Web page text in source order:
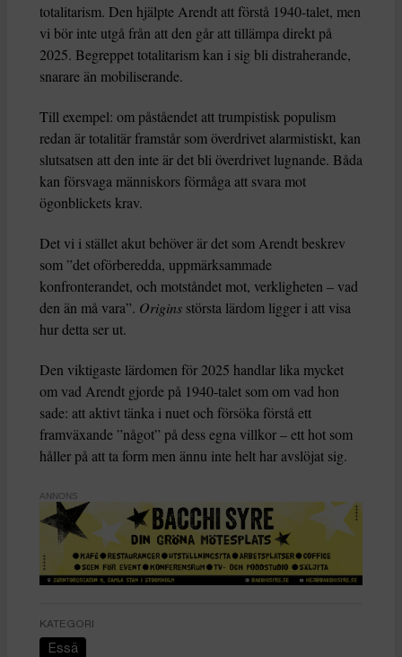
totalitarism. Den hjälpte Arendt att förstå 1940-talet, men
vi bör inte utgå från att den går att tillämpa direkt på
2025. Begreppet totalitarism kan i sig bli distraherande,
snarare än mobiliserande.
Till exempel: om påståendet att trumpistisk populism
redan är totalitär framstår som överdrivet alarmistiskt, kan
slutsatsen att den inte är det bli överdrivet lugnande. Båda
kan försvaga människors förmåga att svara mot
ögonblickets krav.
Det vi i stället akut behöver är det som Arendt beskrev
som ”det oförberedda, uppmärksammade
konfronterandet, och motståndet mot, verkligheten – vad
den än må vara”. Origins största lärdom ligger i att visa
hur detta ser ut.
Den viktigaste lärdomen för 2025 handlar lika mycket
om vad Arendt gjorde på 1940-talet som om vad hon
sade: att aktivt tänka i nuet och försöka förstå ett
framväxande ”något” på dess egna villkor – ett hot som
håller på att ta form men ännu inte helt har avslöjat sig.
ANNONS
KATEGORI
Essä